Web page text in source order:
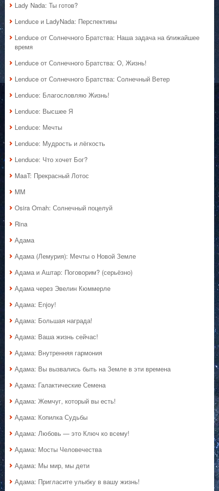
Lady Nada: Ты готов?
Lenduce и LadyNada: Перспективы
Lenduce от Солнечного Братства: Наша задача на ближайшее
время
Lenduce от Солнечного Братства: О, Жизнь!
Lenduce от Солнечного Братства: Солнечный Ветер
Lenduce: Благословляю Жизнь!
Lenduce: Высшее Я
Lenduce: Мечты
Lenduce: Мудрость и лёгкость
Lenduce: Что хочет Бог?
MaaT: Прекрасный Лотос
MM
Osira Omah: Солнечный поцелуй
Rina
Адама
Адама (Лемурия): Мечты о Новой Земле
Адама и Аштар: Поговорим? (серьёзно)
Адама через Эвелин Кюммерле
Адама: Enjoy!
Адама: Большая награда!
Адама: Ваша жизнь сейчас!
Адама: Внутренняя гармония
Адама: Вы вызвались быть на Земле в эти времена
Адама: Галактические Семена
Адама: Жемчуг, который вы есть!
Адама: Копилка Судьбы
Адама: Любовь — это Ключ ко всему!
Адама: Мосты Человечества
Адама: Мы мир, мы дети
Адама: Пригласите улыбку в вашу жизнь!